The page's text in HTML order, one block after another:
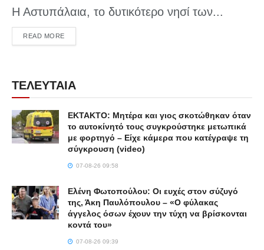
Η Αστυπάλαια, το δυτικότερο νησί των...
READ MOREDETAILS
ΤΕΛΕΥΤΑΙΑ
ΕΚΤΑΚΤΟ: Μητέρα και γιος σκοτώθηκαν όταν
το αυτοκίνητό τους συγκρούστηκε μετωπικά
με φορτηγό – Είχε κάμερα που κατέγραψε τη
σύγκρουση (video)
07-08-26 09:58
Ελένη Φωτοπούλου: Οι ευχές στον σύζυγό
της, Άκη Παυλόπουλου – «Ο φύλακας
άγγελος όσων έχουν την τύχη να βρίσκονται
κοντά του»
07-08-26 09:39